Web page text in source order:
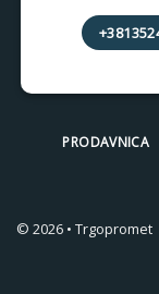
© 2026 • Trgopromet
PRODAVNICA